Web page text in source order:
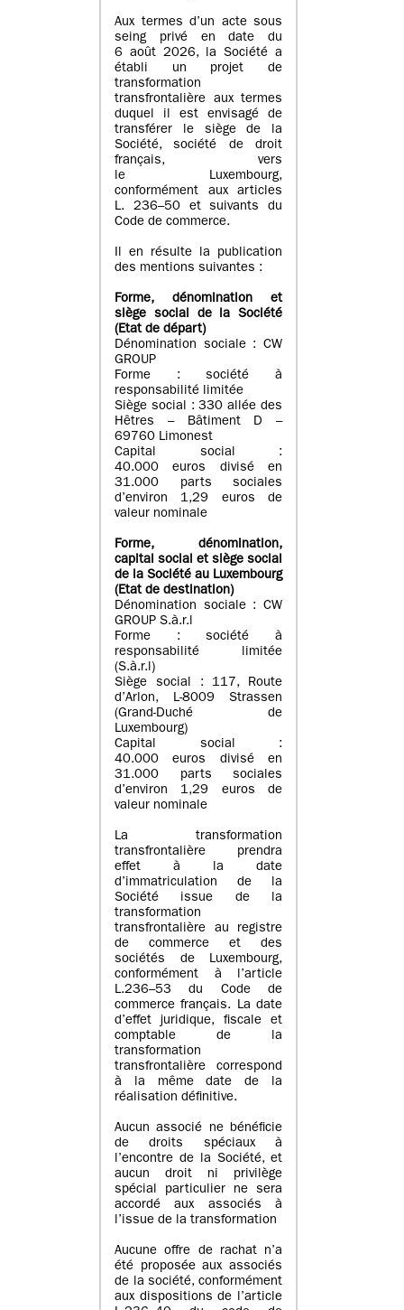
Aux termes d’un acte sous
seing privé en date du
6 août 2026, la Société a
établi un projet de
transformation
transfrontalière aux termes
duquel il est envisagé de
transférer le siège de la
Société, société de droit
français, vers
le Luxembourg,
conformément aux articles
L. 236–50 et suivants du
Code de commerce.
Il en résulte la publication
des mentions suivantes :
Forme, dénomination et
siège social de la Société
(Etatde départ)
Dénomination sociale : CW
GROUP
Forme : société à
responsabilité limitée
Siège social : 330 allée des
Hêtres – Bâtiment D –
69760 Limonest
Capital social :
40.000 euros divisé en
31.000 parts sociales
d’environ 1,29 euros de
valeur nominale
Forme, dénomination,
capital social et siège social
de la Société au Luxembourg
(Etat de destination)
Dénomination sociale : CW
GROUP S.à.r.l
Forme : société à
responsabilité limitée
(S.à.r.l)
Siège social : 117, Route
d’Arlon, L-8009 Strassen
(Grand-Duché de
Luxembourg)
Capital social :
40.000 euros divisé en
31.000 parts sociales
d’environ 1,29 euros de
valeur nominale
La transformation
transfrontalière prendra
effet à la date
d’immatriculation de la
Société issue de la
transformation
transfrontalière au registre
de commerce et des
sociétés de Luxembourg,
conformément à l’article
L.236–53 du Code de
commerce français. La date
d’effet juridique, fiscale et
comptable de la
transformation
transfrontalière correspond
à la même date de la
réalisation définitive.
Aucun associé ne bénéficie
de droits spéciaux à
l’encontre de la Société, et
aucun droit ni privilège
spécial particulier ne sera
accordé aux associés à
l’issue de la transformation
Aucune offre de rachat n’a
été proposée aux associés
de la société, conformément
aux dispositions de l’article